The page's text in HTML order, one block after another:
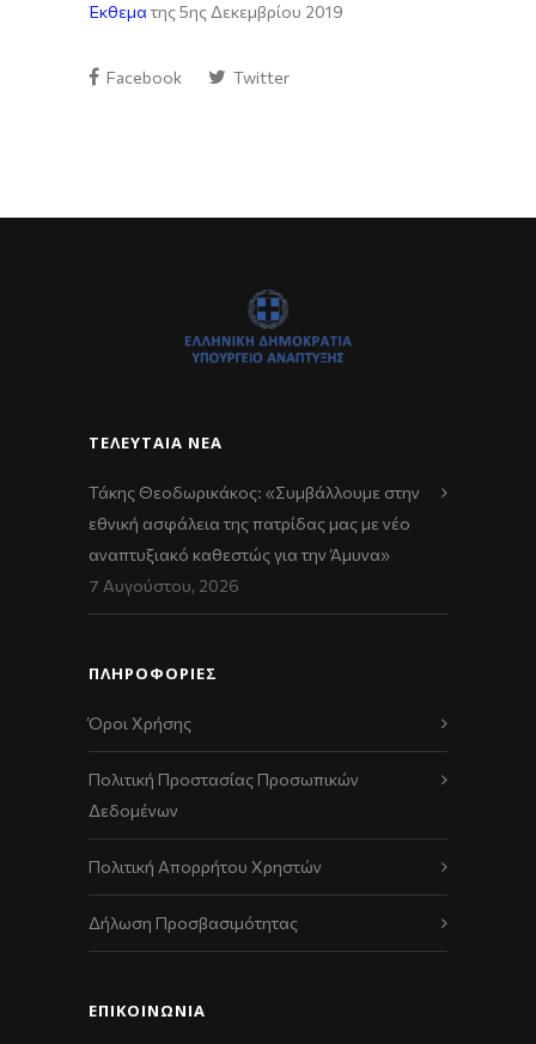
Έκθεμα της 5ης Δεκεμβρίου 2019
Facebook Twitter
ΤΕΛΕΥΤΑΊΑ ΝΈΑ
Τάκης Θεοδωρικάκος: «Συμβάλλουμε στην
εθνική ασφάλεια της πατρίδας μας με νέο
αναπτυξιακό καθεστώς για την Άμυνα»
7 Αυγούστου, 2026
ΠΛΗΡΟΦΟΡΙΕΣ
Όροι Χρήσης
Πολιτική Προστασίας Προσωπικών
Δεδομένων
Πολιτική Απορρήτου Χρηστών
Δήλωση Προσβασιμότητας
ΕΠΙΚΟΙΝΩΝΊΑ